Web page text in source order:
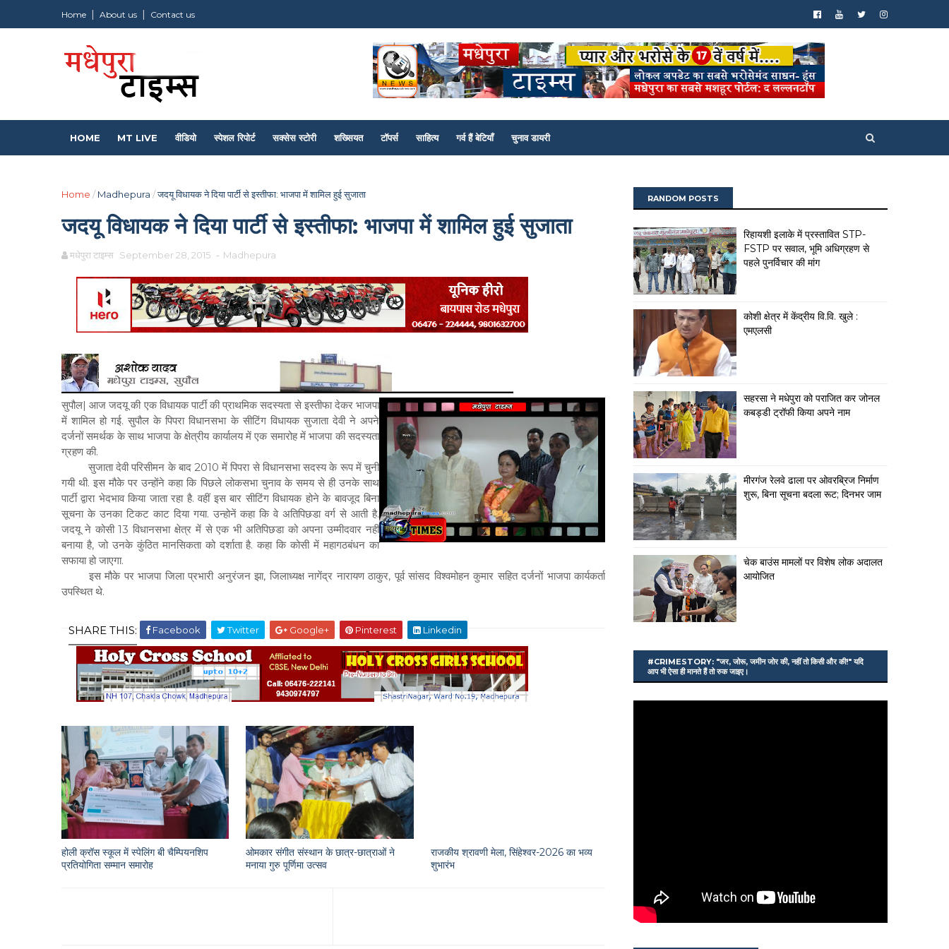
Home About us Contact us
HOME MT LIVE वीडियो स्पेशल रिपोर्ट सक्सेस स्टोरी शख्सियत टॉपर्स साहित्य गर्व हैं बेटियाँ चुनाव डायरी
Home / Madhepura /जदयू विधायक ने दिया पार्टी से इस्तीफा: भाजपा में शामिल हुई सुजाता
जदयू विधायक ने दिया पार्टी से इस्तीफा: भाजपा में शामिल हुई सुजाता
मधेपुरा टाइम्स September 28, 2015 - Madhepura
सुपौल| आज जदयू की एक विधायक पार्टी की प्राथमिक सदस्यता से इस्तीफा देकर भाजपा
में शामिल हो गई. सुपौल के पिपरा विधानसभा के सीटिंग विधायक सुजाता देवी ने अपने
दर्जनों समर्थक के साथ भाजपा के क्षेत्रीय कार्यालय में एक समारोह में भाजपा की सदस्यता
ग्रहण की.
सुजाता देवी परिसीमन के बाद 2010 में पिपरा से विधानसभा सदस्य के रूप में चुनी
गयी थी. इस मौके पर उन्होंने कहा कि पिछले लोकसभा चुनाव के समय से ही उनके साथ
पार्टी द्वारा भेदभाव किया जाता रहा है. वहीं इस बार सीटिंग विधायक होने के बावजूद बिना
सूचना के उनका टिकट काट दिया गया. उन्होनें कहा कि वे अतिपिछडा वर्ग से आती है.
जदयू ने कोसी 13 विधानसभा क्षेत्र में से एक भी अतिपिछडा को अपना उम्मीदवार नहीं
बनाया है, जो उनके कुंठित मानसिकता को दर्शाता है. कहा कि कोसी में महागठबंधन का
सफाया हो जाएगा.
इस मौके पर भाजपा जिला प्रभारी अनुरंजन झा, जिलाध्यक्ष नागेंद्र नारायण ठाकुर, पूर्व सांसद विश्वमोहन कुमार सहित दर्जनों भाजपा कार्यकर्ता
उपस्थित थे.
SHARE THIS: Facebook Twitter Google+ Pinterest Linkedin
होली क्रॉस स्कूल में स्पेलिंग बी चैम्पियनशिप
प्रतियोगिता सम्मान समारोह
ओमकार संगीत संस्थान के छात्र-छात्राओं ने
मनाया गुरु पूर्णिमा उत्सव
राजकीय श्रावणी मेला, सिंहेश्वर-2026 का भव्य
शुभारंभ
RANDOM POSTS
रिहायशी इलाके में प्रस्तावित STP-
FSTP पर सवाल, भूमि अधिग्रहण से
पहले पुनर्विचार की मांग
कोशी क्षेत्र में केंद्रीय वि.वि. खुले :
एमएलसी
सहरसा ने मधेपुरा को पराजित कर जोनल
कबड्डी ट्रॉफी किया अपने नाम
मीरगंज रेलवे ढाला पर ओवरब्रिज निर्माण
शुरू, बिना सूचना बदला रूट; दिनभर जाम
चेक बाउंस मामलों पर विशेष लोक अदालत
आयोजित
#CRIMESTORY: "जर, जोरू, जमीन जोर की, नहीं तो किसी और की!" यदि
आप भी ऐसा ही मानते हैं तो रुक जाइए।